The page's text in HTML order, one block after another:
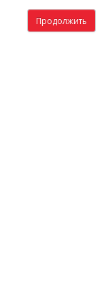
Продолжить